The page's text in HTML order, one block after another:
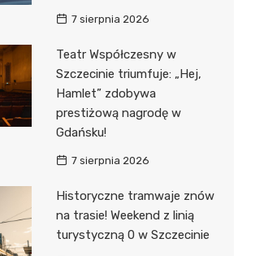
7 sierpnia 2026
Teatr Współczesny w
Szczecinie triumfuje: „Hej,
Hamlet” zdobywa
prestiżową nagrodę w
Gdańsku!
7 sierpnia 2026
Historyczne tramwaje znów
na trasie! Weekend z linią
turystyczną 0 w Szczecinie